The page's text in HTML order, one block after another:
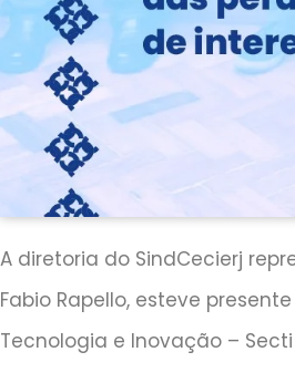
A diretoria do SindCecierj
Fabio Rapello, esteve
Tecnologia e Inovação –